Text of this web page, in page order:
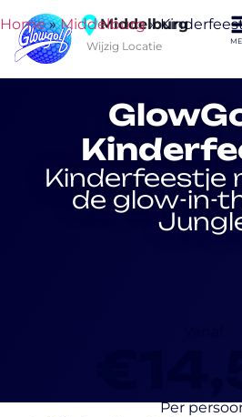
Home»Middelburg»
Middelburg
Wijzig Locatie
Kinderfeestje
de glow-in-
Per